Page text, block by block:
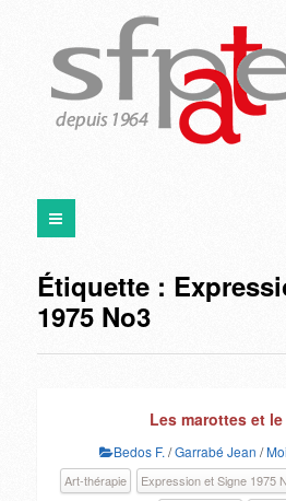
Étiquette :
1975 No3
Les marottes et
Bedos F. /Garrabé Jean /
Art-thérapie Expression et Signe 1975